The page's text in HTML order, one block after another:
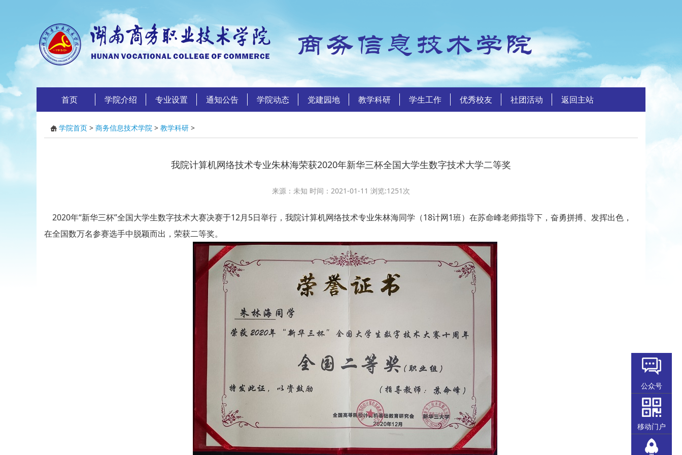
首页 学院介绍 专业设置 通知公告 学院动态 党建园地 教学科研 学生工作 优秀校友 社团活动 返回主站
学院首页 > 商务信息技术学院 > 教学科研 >
我院计算机网络技术专业朱林海荣获2020年新华三杯全国大学生数字技术大学二等奖
来源：未知 时间：2021-01-11 浏览:1251 次
2020年“新华三杯”全国大学生数字技术大赛决赛于12月5日举行，我院计算机网络技术专业朱林海同学（18计网1班）在苏命峰老师指导下，奋勇拼搏、发挥出色，
在全国数万名参赛选手中脱颖而出，荣获二等奖。
公众号
移动门户